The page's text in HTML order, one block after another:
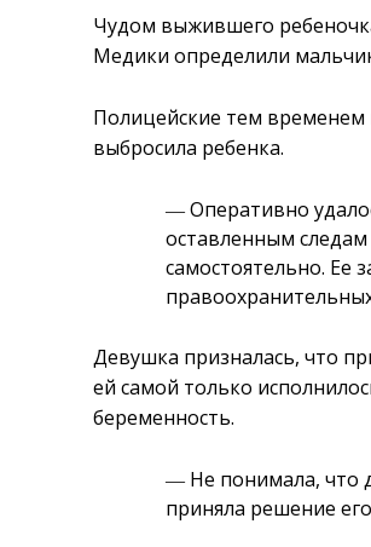
Чудом выжившего
Медики определили
Полицейские тем временем
выбросила ребенка.
― Оперативно
оставленным
самостоятельно. Ее
Девушка призналась, что
ей самой только
беременность.
― Не понимала, что
приняла решение